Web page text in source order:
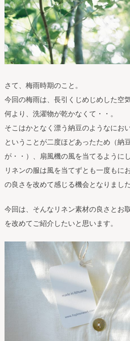
さて、梅雨時期のこと。
今回の梅雨は、長引くじめじめした空
何より、洗濯物が乾かなくて・・。
そこはかとなく漂う納豆のようなにお
ということが二度ほどあったため（納
が・・）、扇風機の風を当てるように
リネンの服は風を当てずとも一度もに
の良さを改めて感じる機会となりました
今回は、そんなリネン素材の良さとお
を改めてご紹介したいと思います。